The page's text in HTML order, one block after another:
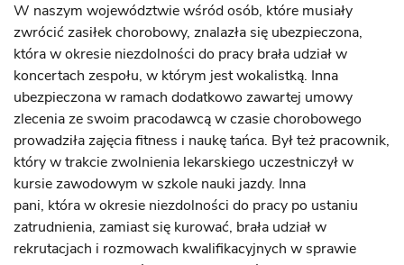
W naszym województwie wśród osób, które musiały
zwrócić zasiłek chorobowy, znalazła się ubezpieczona,
która w okresie niezdolności do pracy brała udział w
koncertach zespołu, w którym jest wokalistką. Inna
ubezpieczona w ramach dodatkowo zawartej umowy
zlecenia ze swoim pracodawcą w czasie chorobowego
prowadziła zajęcia fitness i naukę tańca. Był też pracownik,
który w trakcie zwolnienia lekarskiego uczestniczył w
kursie zawodowym w szkole nauki jazdy. Inna
pani, która w okresie niezdolności do pracy po ustaniu
zatrudnienia, zamiast się kurować, brała udział w
rekrutacjach i rozmowach kwalifikacyjnych w sprawie